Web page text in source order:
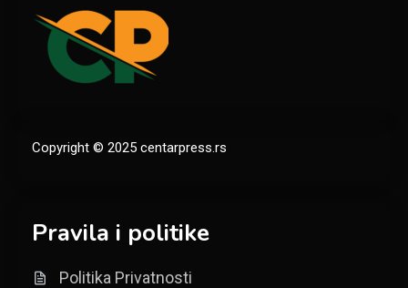
Copyright © 2025 centarpress.rs
Pravila i politike
Politika Privatnosti